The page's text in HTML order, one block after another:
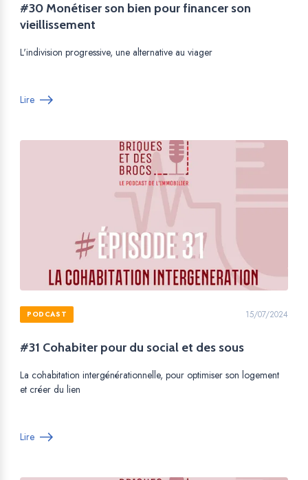
#30 Monétiser son bien pour financer son
vieillissement
L'indivision progressive, une alternative au viager
Lire
PODCAST 15/07/2024
#31 Cohabiter pour du social et des sous
La cohabitation intergénérationnelle, pour optimiser son logement
et créer du lien
Lire